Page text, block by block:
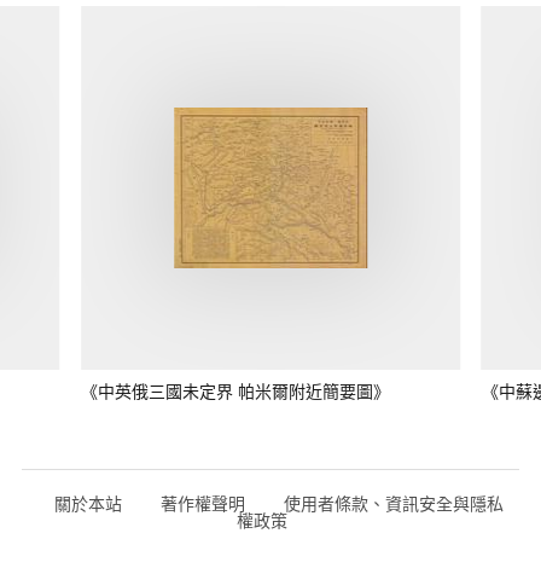
《中英俄三國未定界 帕米爾附近簡要圖》 《中
關於本站 著作權聲明 使用者條款、資訊安全與隱私
權政策